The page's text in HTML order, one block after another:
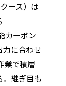
クース）は
カーボン
に合わせ
業で積層
。継ぎ目も